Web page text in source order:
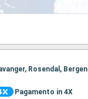
Rosendal, Bergen
Pagamento in 4X